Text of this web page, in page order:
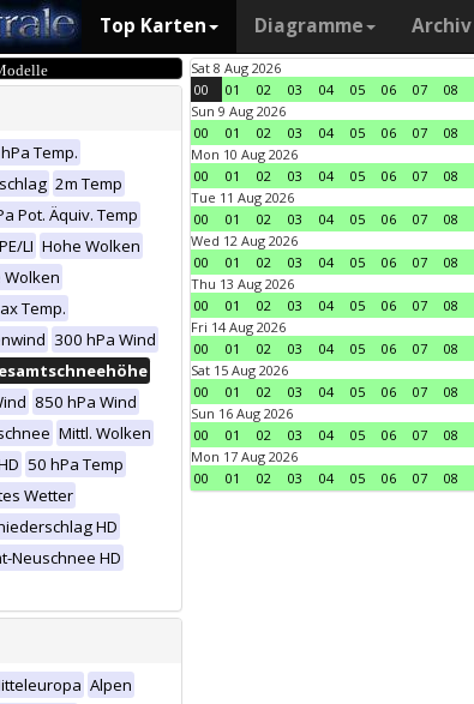
Top Karten Diagramme Archiv
Temp.
2m Temp
Pot. Äquiv. Temp
LI Hohe Wolken
Temp.
300 hPa Wind
850 hPa Wind
Mittl. Wolken
50 hPa Temp
Wetter
HD
Neuschnee HD
Alpen
Sat 8 Aug 2026
00
01 02 03 04 05 06 07 08
Sun 9 Aug 2026
00
01 02 03 04 05 06 07 08
Mon 10 Aug 2026
00
01 02 03 04 05 06 07 08
Tue 11 Aug 2026
00
01 02 03 04 05 06 07 08
Wed 12 Aug 2026
00
01 02 03 04 05 06 07 08
Thu 13 Aug 2026
00
01 02 03 04 05 06 07 08
Fri 14 Aug 2026
00
01 02 03 04 05 06 07 08
Sat 15 Aug 2026
00
01 02 03 04 05 06 07 08
Sun 16 Aug 2026
00
01 02 03 04 05 06 07 08
Mon 17 Aug 2026
00
01 02 03 04 05 06 07 08